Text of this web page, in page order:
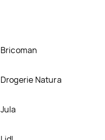
Bricoman
Drogerie Natura
Jula